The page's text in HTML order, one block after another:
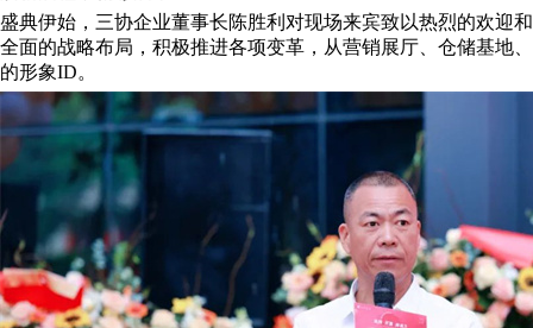
盛典伊始，三协企业董事长陈胜利对现场来宾致以热烈的欢迎
全面的战略布局，积极推进各项变革，从营销展厅、仓储基地
的形象ID。